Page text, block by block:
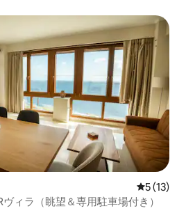
です。
レビュー
5 (13)
ィラ（眺望＆専用駐車場付き）